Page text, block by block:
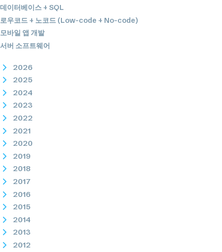
데이터베이스 + SQL
로우코드 + 노코드 (Low-code + No-code)
모바일 앱 개발
서버 소프트웨어
2026
2025
2024
2023
2022
2021
2020
2019
2018
2017
2016
2015
2014
2013
2012